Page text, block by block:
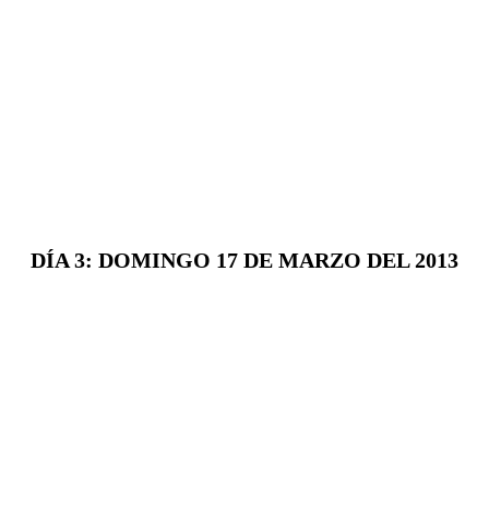
DÍA 3: DOMINGO 17 DE MARZO DEL 2013